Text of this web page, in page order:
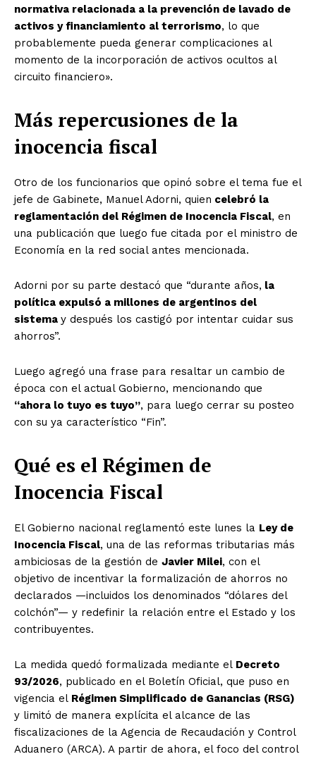
normativa relacionada a la prevención de lavado de
activos y financiamiento al terrorismo, lo que
probablemente pueda generar complicaciones al
momento de la incorporación de activos ocultos al
circuito financiero».
Más repercusiones de la
inocencia fiscal
Otro de los funcionarios que opinó sobre el tema fue el
jefe de Gabinete, Manuel Adorni, quien celebró la
reglamentación del Régimen de Inocencia Fiscal, en
una publicación que luego fue citada por el ministro de
Economía en la red social antes mencionada.
Adorni por su parte destacó que “durante años, la
política expulsó a millones de argentinos del
sistema y después los castigó por intentar cuidar sus
ahorros”.
Luego agregó una frase para resaltar un cambio de
época con el actual Gobierno, mencionando que
“ahora lo tuyo es tuyo”, para luego cerrar su posteo
con su ya característico “Fin”.
Qué es el Régimen de
Inocencia Fiscal
El Gobierno nacional reglamentó este lunes la Ley de
Inocencia Fiscal, una de las reformas tributarias más
ambiciosas de la gestión de Javier Milei, con el
objetivo de incentivar la formalización de ahorros no
declarados —incluidos los denominados “dólares del
colchón”— y redefinir la relación entre el Estado y los
contribuyentes.
La medida quedó formalizada mediante el Decreto
93/2026, publicado en el Boletín Oficial, que puso en
vigencia el Régimen Simplificado de Ganancias (RSG)
y limitó de manera explícita el alcance de las
fiscalizaciones de la Agencia de Recaudación y Control
Aduanero (ARCA). A partir de ahora, el foco del control